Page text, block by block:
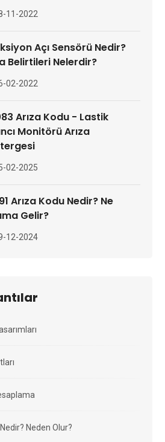
11-2022
Açı Sensörü Nedir?
Belirtileri Nelerdir?
02-2022
Arıza Kodu - Lastik
Monitörü Arıza
02-2025
Arıza Kodu Nedir? Ne
Gelir?
12-2024
Neden Olur?